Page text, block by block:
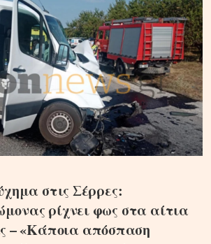
στις Σέρρες:
ρίχνει φως στα αίτια
– «Κάποια απόσπαση